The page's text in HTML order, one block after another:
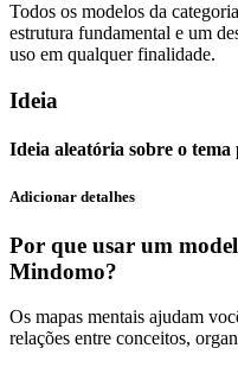
Todos os modelos da
estrutura fundamental e um
uso em qualquer finalidade.
Ideia
Ideia aleatória sobre o
Adicionar detalhes
Por que usar um
Mindomo?
Os mapas mentais ajudam
relações entre conceitos,